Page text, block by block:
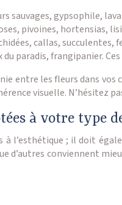
sauvages, gypsophile,
pivoines, hortensias,
callas, succulentes,
paradis, frangipanier.
entre les fleurs dans
visuelle. N’hésitez
à votre type
à l’esthétique ; il doit
d’autres conviennent